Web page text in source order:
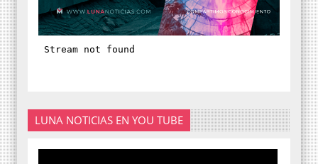
LUNA NOTICIAS EN YOU TUBE